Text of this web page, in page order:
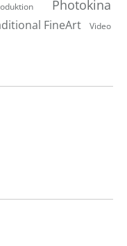
Photokina
FineArt Video